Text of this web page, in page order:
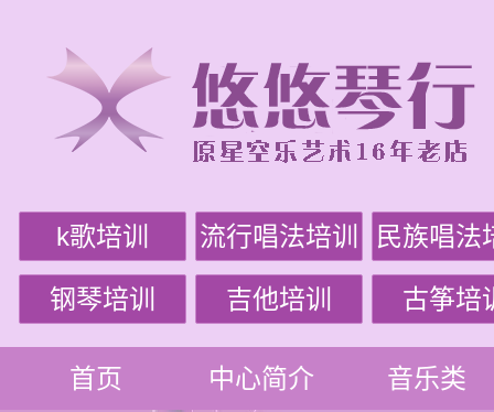
k歌培训 流行唱法培训 民族唱法
钢琴培训 吉他培训 古筝培
首页 中心简介 音乐类